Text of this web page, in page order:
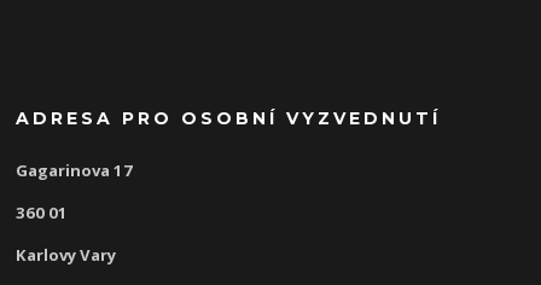
ADRESA PRO OSOBNÍ VYZVEDNUTÍ
Gagarinova 17
360 01
Karlovy Vary